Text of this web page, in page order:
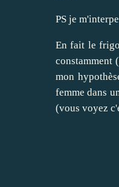
PS je
En fait le
constamment
mon
femme dans
(vous voyez